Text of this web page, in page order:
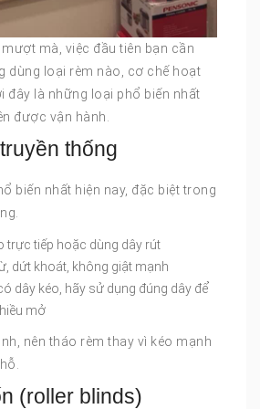
mà, việc đầu tiên bạn cần
dùng loại rèm nào, cơ chế hoạt
đây là những loại phổ biến nhất
được vận hành.
thống
biến nhất hiện nay, đặc biệt trong
trực tiếp hoặc dùng dây rút
dứt khoát, không giật mạnh
dây kéo, hãy sử dụng đúng dây để
mở
nên tháo rèm thay vì kéo mạnh
(roller blinds)